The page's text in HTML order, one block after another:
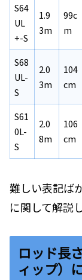
S64
UL
+-S
1.9
3m
99c
m
S68
UL-
S
2.0
3m
104
cm
S61
0L-
S
2.0
8m
106
cm
難しい表記ば
に関して解説
ロッド長
ィップ）